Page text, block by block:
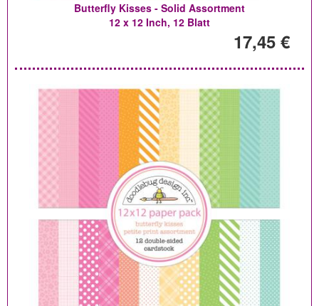
Butterfly Kisses - Solid Assortment
12 x 12 Inch, 12 Blatt
17,45 €